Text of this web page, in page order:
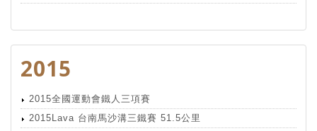
2015
2015全國運動會鐵人三項賽
2015Lava 台南馬沙溝三鐵賽 51.5公里